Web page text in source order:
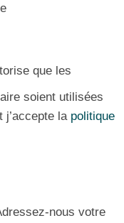
que les
soient utilisées
j’accepte la politique
nous votre